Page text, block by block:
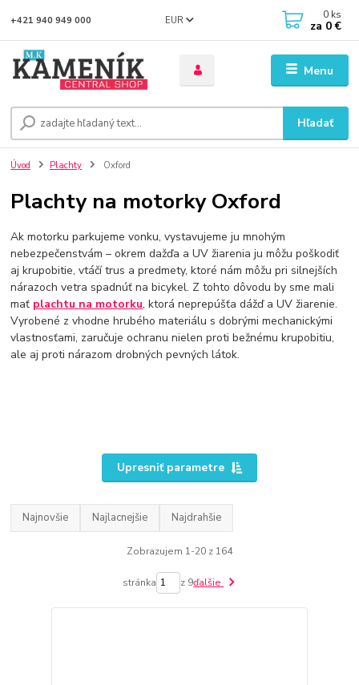
Menu
EUR
Hľadať
+421 940 949 000 0 ks
za 0 €
Úvod Plachty Oxford
Plachty na motorky Oxford
Ak motorku parkujeme vonku, vystavujeme ju mnohým
nebezpečenstvám – okrem dažďa a UV žiarenia ju môžu poškodiť
aj krupobitie, vtáčí trus a predmety, ktoré nám môžu pri silnejších
nárazoch vetra spadnúť na bicykel. Z tohto dôvodu by sme mali
mať plachtu na motorku, ktorá neprepúšťa dážď a UV žiarenie.
Vyrobené z vhodne hrubého materiálu s dobrými mechanickými
vlastnosťami, zaručuje ochranu nielen proti bežnému krupobitiu,
ale aj proti nárazom drobných pevných látok.
Upresniť parametre
Najnovšie Najlacnejšie Najdrahšie
Zobrazujem 1-20 z 164
stránka z 9ďalšie